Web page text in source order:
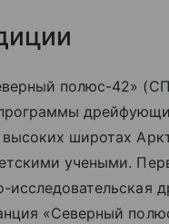
полюс-42»
широтах
учеными.
исследовательская
«Северный